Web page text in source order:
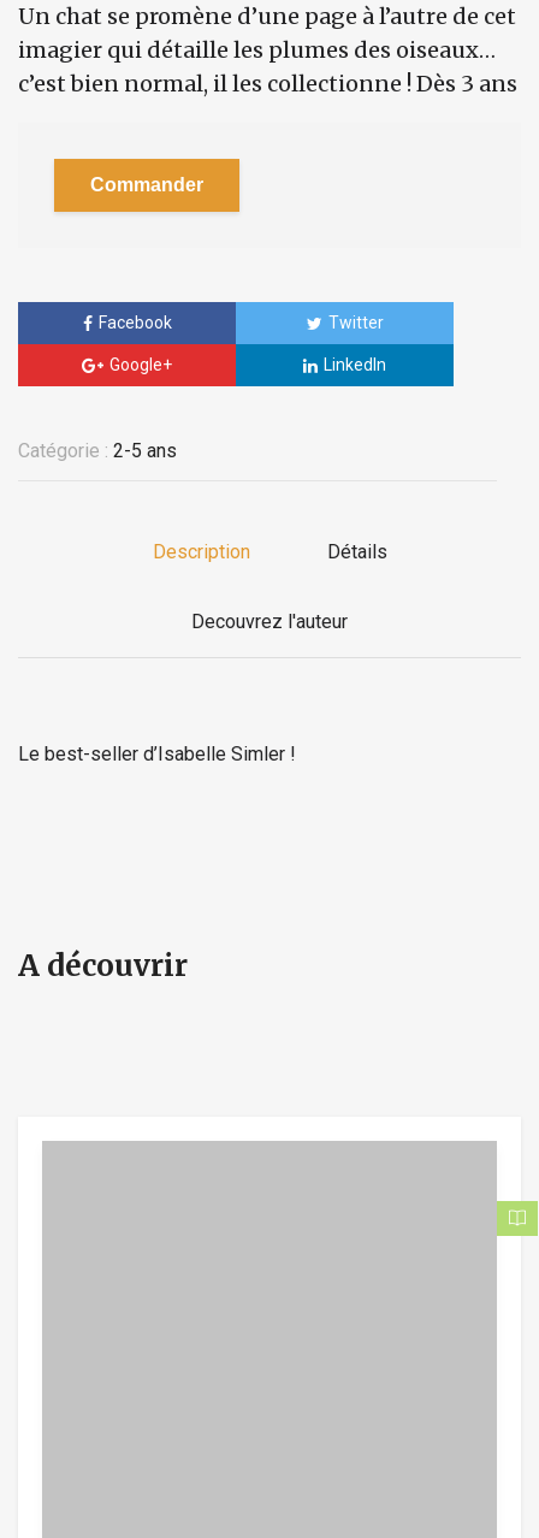
Un chat se promène d’une page à l’autre de cet
imagier qui détaille les plumes des oiseaux…
c’est bien normal, il les collectionne ! Dès 3 ans
Commander
Facebook Twitter
Google+ LinkedIn
Catégorie : 2-5 ans
Description Détails
Decouvrez l'auteur
Le best-seller d’Isabelle Simler !
A découvrir